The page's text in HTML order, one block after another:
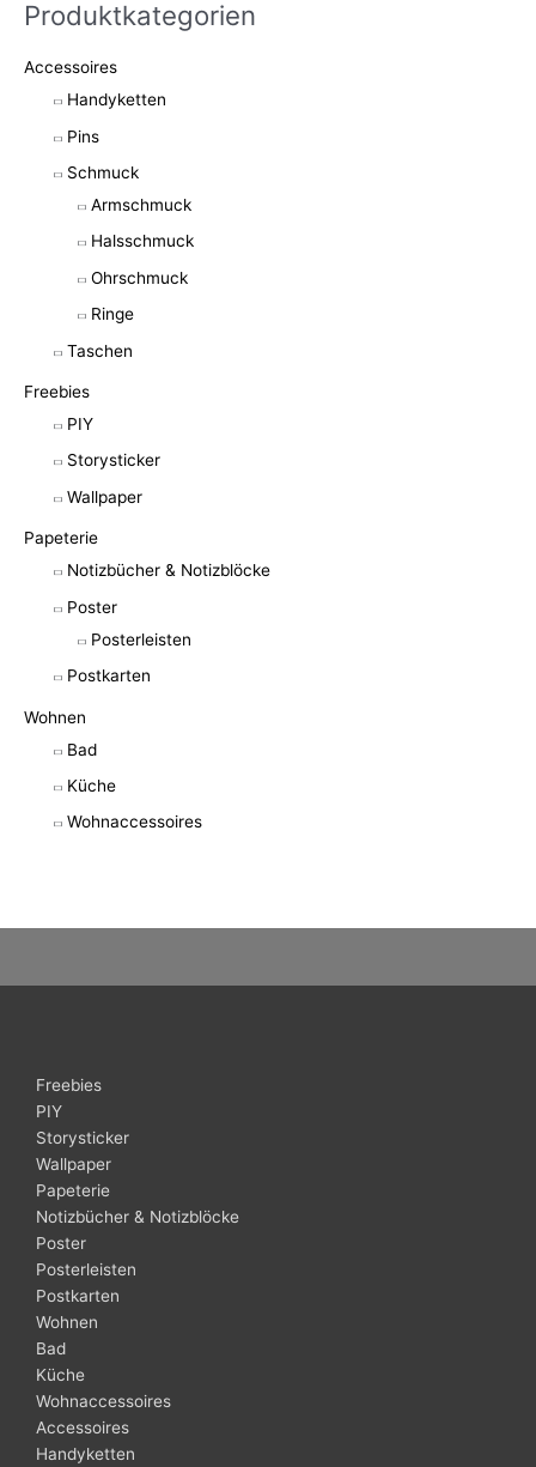
Produktkategorien
Accessoires
Handyketten
Pins
Schmuck
Armschmuck
Halsschmuck
Ohrschmuck
Ringe
Taschen
Freebies
PIY
Storysticker
Wallpaper
Papeterie
Notizbücher & Notizblöcke
Poster
Posterleisten
Postkarten
Wohnen
Bad
Küche
Wohnaccessoires
Freebies
PIY
Storysticker
Wallpaper
Papeterie
Notizbücher & Notizblöcke
Poster
Posterleisten
Postkarten
Wohnen
Bad
Küche
Wohnaccessoires
Accessoires
Handyketten